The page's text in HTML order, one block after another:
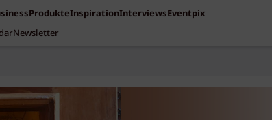
ProdukteInspirationInterviewsEventpix
Newsletter